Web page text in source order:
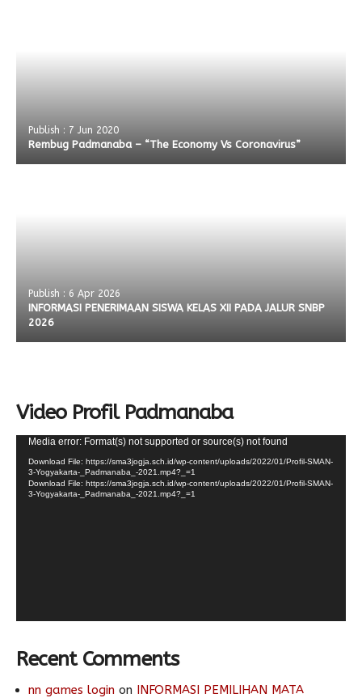
Publish : 7 Jun 2020
Rembug Padmanaba – “The Economy Vs Coronavirus”
Publish : 6 Apr 2026
INFORMASI PENERIMAAN SISWA KELAS XII PADA JALUR SNBP
2026
Video Profil Padmanaba
Video
Player
Media error: Format(s) not supported or source(s) not found
Download File: https://sma3jogja.sch.id/wp-content/uploads/2022/01/Profil-SMAN-
3-Yogyakarta-_Padmanaba_-2021.mp4?_=1
Download File: https://sma3jogja.sch.id/wp-content/uploads/2022/01/Profil-SMAN-
3-Yogyakarta-_Padmanaba_-2021.mp4?_=1
Recent Comments
nn games login on INFORMASI PEMILIHAN MATA